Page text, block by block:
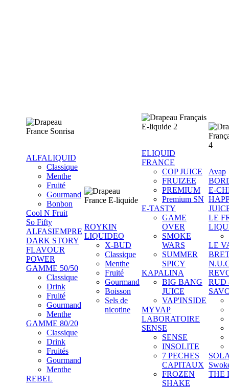
ALFALIQUID
Classique
Menthe
Fruité
Gourmand
Bonbon
Cool N Fruit
So Fifty
ALFASIEMPRE
DARK STORY
FLAVOUR
POWER
GAMME 50/50
Classique
Drink
Fruité
Gourmand
Menthe
GAMME 80/20
Classique
Drink
Fruités
Gourmand
Menthe
REBEL
ROYKIN
LIQUIDEO
X-BUD
Classique
Menthe
Fruité
Gourmand
Boisson
Sels de
nicotine
ELIQUID
FRANCE
COP JUICE
FRUIZEE
PREMIUM
Premium SN
E-TASTY
GAME
OVER
SMOKE
WARS
SUMMER
SPICY
KAPALINA
BIG BANG
JUICE
VAP'INSIDE
MYVAP
LABORATOIRE
SENSE
SENSE
INSOLITE
7 PECHES
CAPITAUX
FROZEN
SHAKE
Avap
E-
LE
LE
RUD
THE